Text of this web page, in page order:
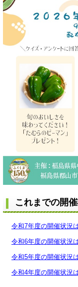
これまでの開
令和7年度の開催状況
令和6年度の開催状況
令和5年度の開催状況
令和4年度の開催状況